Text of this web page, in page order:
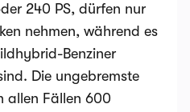
240 PS, dürfen nur
nehmen, während es
Benziner
Die ungebremste
allen Fällen 600